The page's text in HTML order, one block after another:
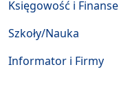
Księgowość i Finanse
Szkoły/Nauka
Informator i Firmy